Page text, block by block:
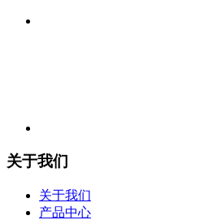
关于我们
关于我们
产品中心